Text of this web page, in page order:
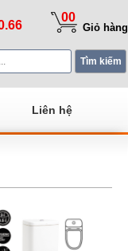
00
Giỏ hàng
Liên hệ